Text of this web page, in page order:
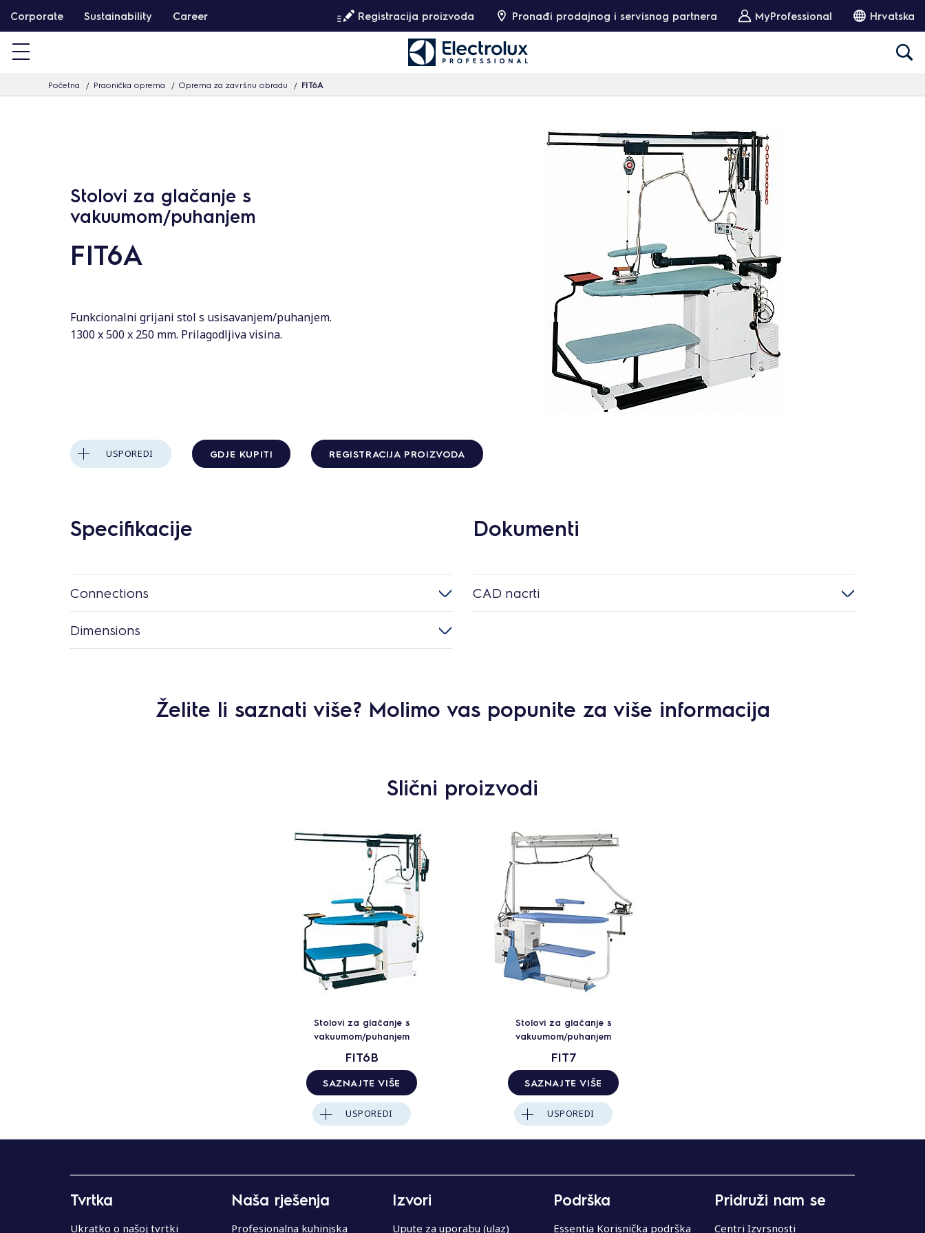
a
Corporate Sustainability Career Registracija proizvoda Pronađi prodajnog i servisnog partnera MyProfessional Hrvatska
Početna Praonička oprema Oprema za završnu obradu FIT6A
Stolovi za glačanje s
vakuumom/puhanjem
FIT6A
Funkcionalni grijani stol s usisavanjem/puhanjem.
1300 x 500 x 250 mm. Prilagodljiva visina.
USPOREDI GDJE KUPITI REGISTRACIJA PROIZVODA
Specifikacije
Connections
Dimensions
Dokumenti
CAD nacrti
Želite li saznati više? Molimo vas popunite za više informacija
Slični proizvodi
Stolovi za glačanje s
vakuumom/puhanjem
FIT6B
SAZNAJTE VIŠE
USPOREDI
Stolovi za glačanje s
vakuumom/puhanjem
FIT7
SAZNAJTE VIŠE
USPOREDI
Tvrtka
Ukratko o našoj tvrtki
Naša rješenja
Profesionalna kuhinjska
Izvori
Upute za uporabu (ulaz)
Podrška
Essentia Korisnička podrška
Pridruži nam se
Centri Izvrsnosti